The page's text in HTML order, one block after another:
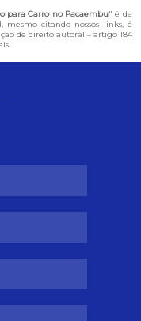
para Carro no Pacaembu" é de
mesmo citando nossos links, é
de direito autoral – artigo 184